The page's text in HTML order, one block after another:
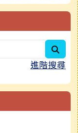
進階搜尋